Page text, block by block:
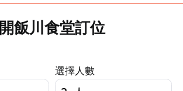
開飯川食堂訂位
選擇人數